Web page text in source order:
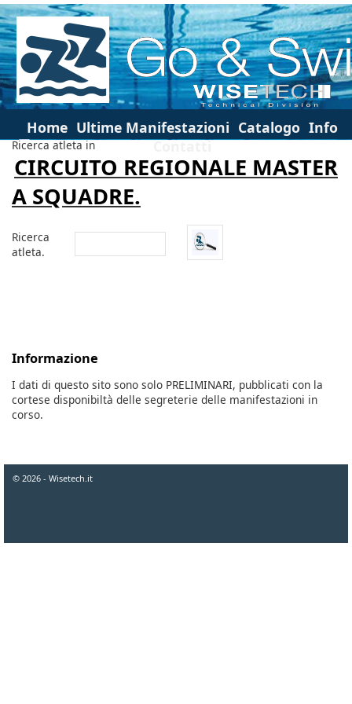
Home Ultime Manifestazioni Catalogo Info
Contatti
Ricerca atleta in
CIRCUITO REGIONALE MASTER
A SQUADRE.
Ricerca
atleta.
Informazione
I dati di questo sito sono solo PRELIMINARI, pubblicati con la
cortese disponibiltà delle segreterie delle manifestazioni in
corso.
© 2026 - Wisetech.it